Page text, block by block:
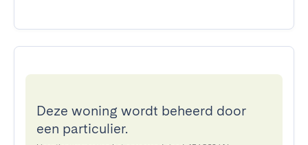
Deze woning wordt beheerd door
een particulier.